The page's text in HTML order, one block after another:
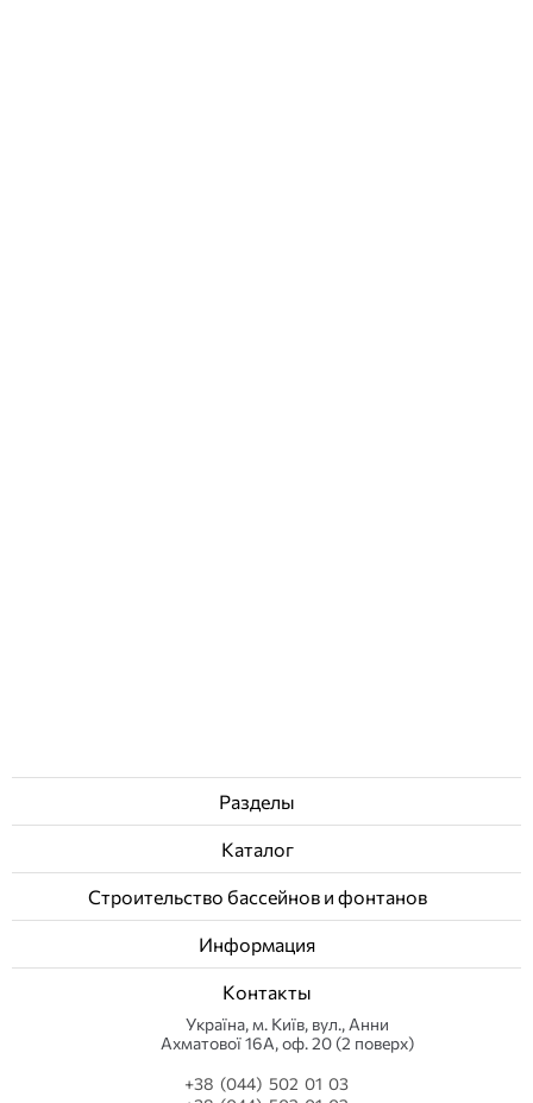
Разделы
Каталог
Строительство бассейнов и фонтанов
Информация
Контакты
Українa, м. Київ, вул., Анни
Ахматової 16А, оф. 20 (2 поверх)
+38 (044) 502 01 03